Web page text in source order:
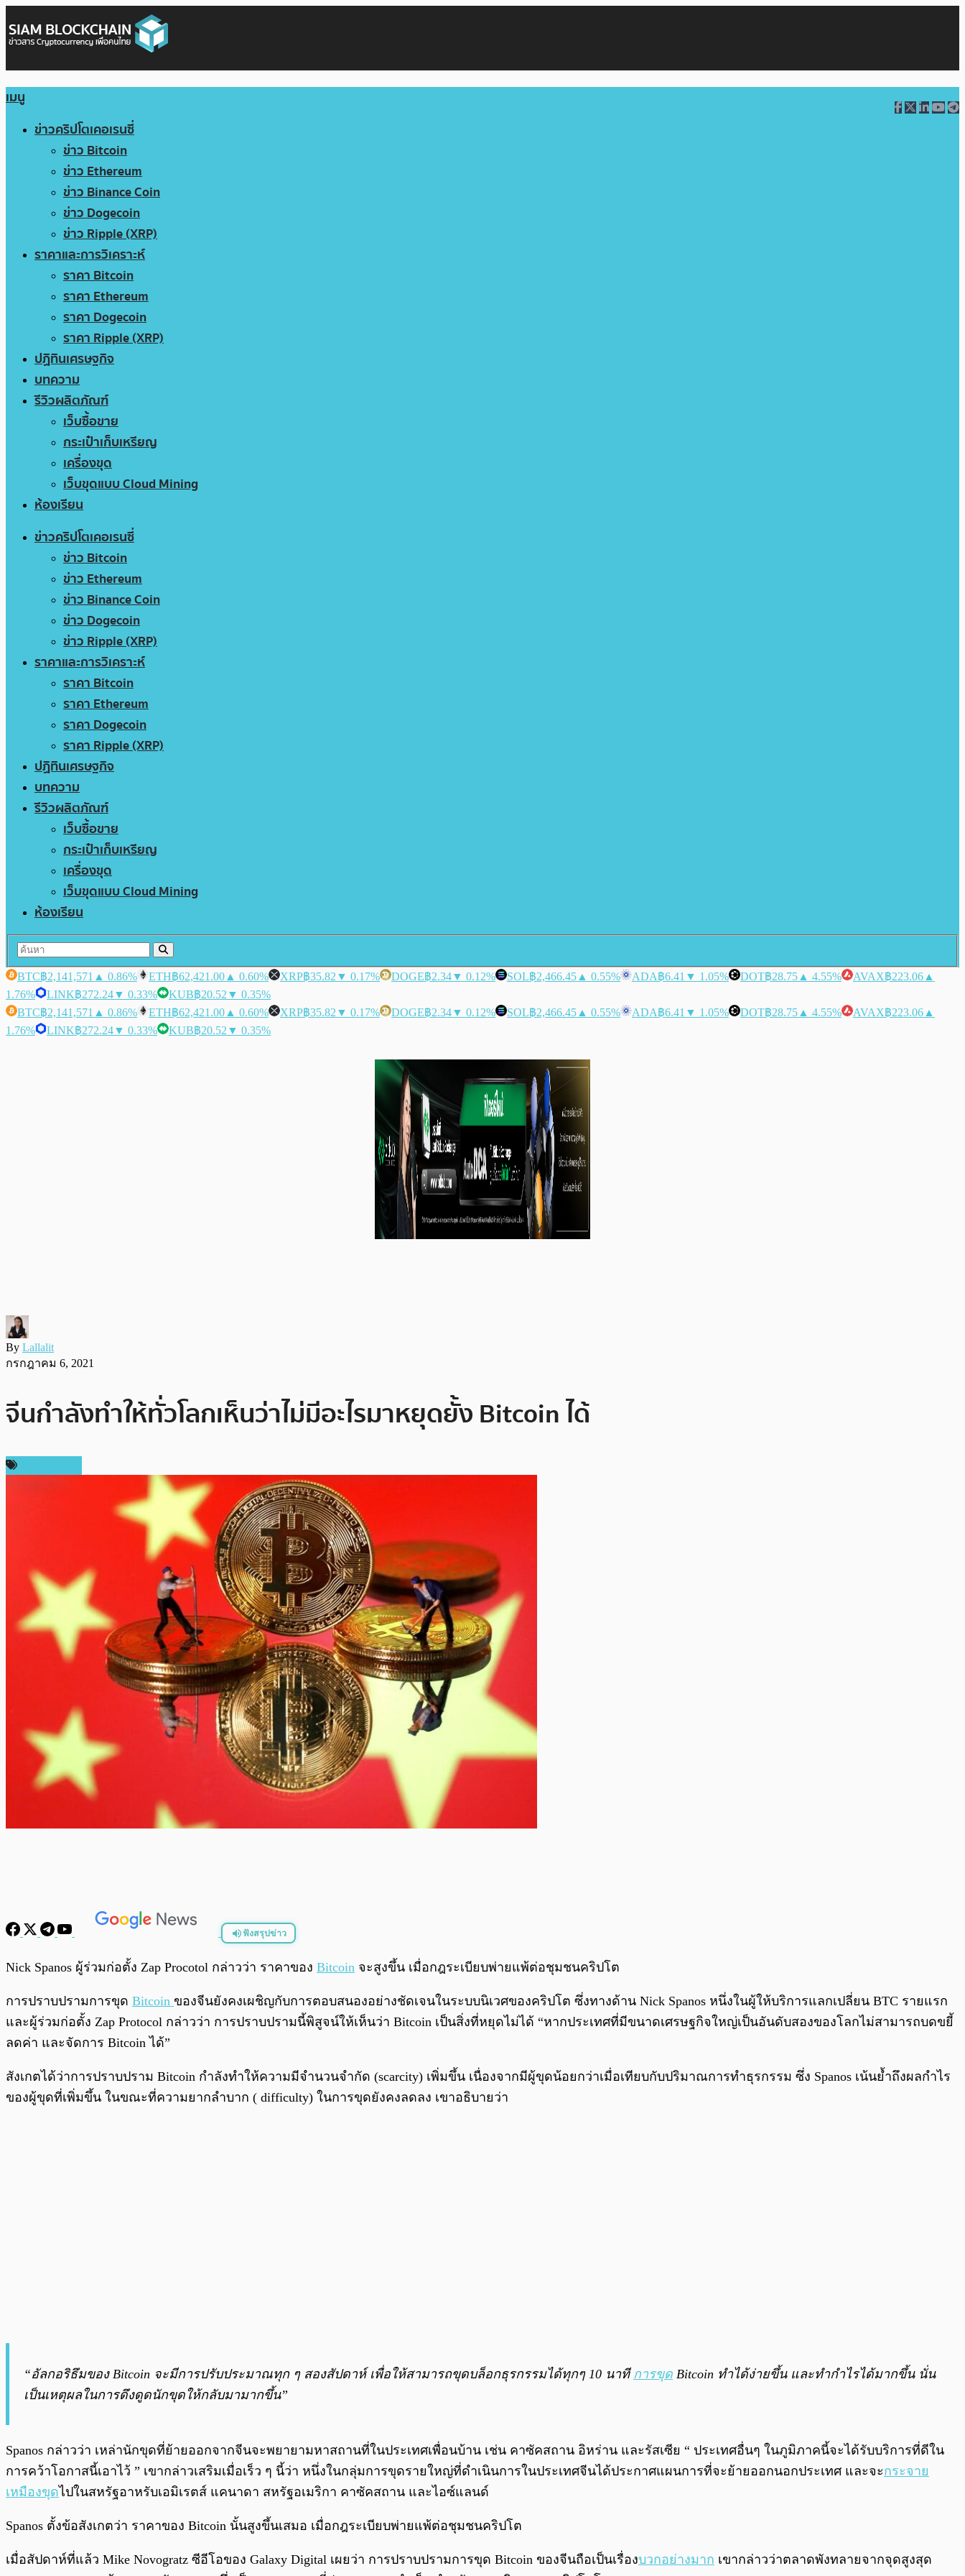
เมนู
ข่าวคริปโตเคอเรนซี่
ข่าว Bitcoin
ข่าว Ethereum
ข่าว Binance Coin
ข่าว Dogecoin
ข่าว Ripple (XRP)
ราคาและการวิเคราะห์
ราคา Bitcoin
ราคา Ethereum
ราคา Dogecoin
ราคา Ripple (XRP)
ปฏิทินเศรษฐกิจ
บทความ
รีวิวผลิตภัณฑ์
เว็บซื้อขาย
กระเป๋าเก็บเหรียญ
เครื่องขุด
เว็บขุดแบบ Cloud Mining
ห้องเรียน
ข่าวคริปโตเคอเรนซี่
ข่าว Bitcoin
ข่าว Ethereum
ข่าว Binance Coin
ข่าว Dogecoin
ข่าว Ripple (XRP)
ราคาและการวิเคราะห์
ราคา Bitcoin
ราคา Ethereum
ราคา Dogecoin
ราคา Ripple (XRP)
ปฏิทินเศรษฐกิจ
บทความ
รีวิวผลิตภัณฑ์
เว็บซื้อขาย
กระเป๋าเก็บเหรียญ
เครื่องขุด
เว็บขุดแบบ Cloud Mining
ห้องเรียน
BTC฿2,141,571 ▲ 0.86% ETH฿62,421.00 ▲ 0.60% XRP฿35.82 ▼ 0.17% DOGE฿2.34▼ 0.12% SOL฿2,466.45 ▲ 0.55% ADA฿6.41 ▼ 1.05% DOT฿28.75 ▲ 4.55% AVAX฿223.06 ▲
1.76%
LINK฿272.24▼ 0.33% KUB฿20.52 ▼ 0.35%
BTC฿2,141,571 ▲ 0.86% ETH฿62,421.00 ▲ 0.60% XRP฿35.82 ▼ 0.17% DOGE฿2.34▼ 0.12% SOL฿2,466.45 ▲ 0.55% ADA฿6.41 ▼ 1.05% DOT฿28.75 ▲ 4.55% AVAX฿223.06 ▲
1.76%
LINK฿272.24▼ 0.33% KUB฿20.52 ▼ 0.35%
By Lallalit
กรกฎาคม 6, 2021
จีนกำลังทำให้ทั่วโลกเห็นว่าไม่มีอะไรมาหยุดยั้ง Bitcoin ได้
ฟังสรุปข่าว
Nick Spanos ผู้ร่วมก่อตั้ง Zap Procotol กล่าวว่า ราคาของ Bitcoin จะสูงขึ้น เมื่อกฎระเบียบพ่ายแพ้ต่อชุมชนคริปโต
การปราบปรามการขุด Bitcoin ของจีนยังคงเผชิญกับการตอบสนองอย่างชัดเจนในระบบนิเวศของคริปโต ซึ่งทางด้าน Nick Spanos หนึ่งในผู้ให้บริการแลกเปลี่ยน BTC รายแรก
และผู้ร่วมก่อตั้ง Zap Protocol กล่าวว่า การปราบปรามนี้พิสูจน์ให้เห็นว่า Bitcoin เป็นสิ่งที่หยุดไม่ได้ “หากประเทศที่มีขนาดเศรษฐกิจใหญ่เป็นอันดับสองของโลกไม่สามารถบดขยี้
ลดค่า และจัดการ Bitcoin ได้”
สังเกตได้ว่าการปราบปราม Bitcoin กำลังทำให้ความมีจำนวนจำกัด (scarcity) เพิ่มขึ้น เนื่องจากมีผู้ขุดน้อยกว่าเมื่อเทียบกับปริมาณการทำธุรกรรม ซึ่ง Spanos เน้นย้ำถึงผลกำไร
ของผู้ขุดที่เพิ่มขึ้น ในขณะที่ความยากลำบาก ( difficulty) ในการขุดยังคงลดลง เขาอธิบายว่า
“อัลกอริธึมของ Bitcoin จะมีการปรับประมาณทุก ๆ สองสัปดาห์ เพื่อให้สามารถขุดบล็อกธุรกรรมได้ทุกๆ 10 นาที การขุด Bitcoin ทำได้ง่ายขึ้น และทำกำไรได้มากขึ้น นั่น
เป็นเหตุผลในการดึงดูดนักขุดให้กลับมามากขึ้น”
Spanos กล่าวว่า เหล่านักขุดที่ย้ายออกจากจีนจะพยายามหาสถานที่ในประเทศเพื่อนบ้าน เช่น คาซัคสถาน อิหร่าน และรัสเซีย “ ประเทศอื่นๆ ในภูมิภาคนี้จะได้รับบริการที่ดีใน
การคว้าโอกาสนี้เอาไว้ ” เขากล่าวเสริมเมื่อเร็ว ๆ นี้ว่า หนึ่งในกลุ่มการขุดรายใหญ่ที่ดำเนินการในประเทศจีนได้ประกาศแผนการที่จะย้ายออกนอกประเทศ และจะกระจาย
เหมืองขุดไปในสหรัฐอาหรับเอมิเรตส์ แคนาดา สหรัฐอเมริกา คาซัคสถาน และไอซ์แลนด์
Spanos ตั้งข้อสังเกตว่า ราคาของ Bitcoin นั้นสูงขึ้นเสมอ เมื่อกฎระเบียบพ่ายแพ้ต่อชุมชนคริปโต
เมื่อสัปดาห์ที่แล้ว Mike Novogratz ซีอีโอของ Galaxy Digital เผยว่า การปราบปรามการขุด Bitcoin ของจีนถือเป็นเรื่องบวกอย่างมาก เขากล่าวว่าตลาดพังทลายจากจุดสูงสุด